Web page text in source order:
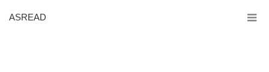
ASREAD